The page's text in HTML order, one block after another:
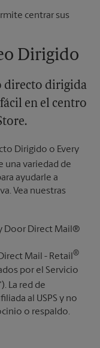
Dirigido
directo dirigida
en el centro
Dirigido o Every
una variedad de
ayudarle a
Vea nuestras
Door Direct Mail®
Mail - Retail®
por el Servicio
La red de
al USPS y no
o respaldo.